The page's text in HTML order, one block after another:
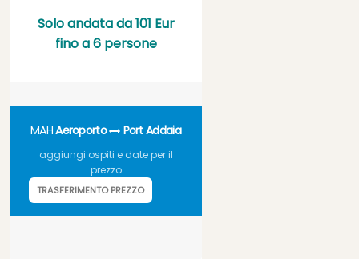
Solo andata da101 Eur
fino a 6 persone
MAHAeroporto Port Addaia
aggiungi ospiti e date per il
prezzo
TRASFERIMENTO PREZZO